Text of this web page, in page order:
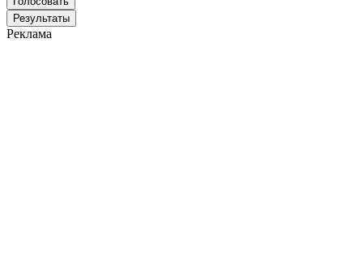
Реклама